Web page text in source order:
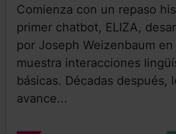
Comienza con un repaso
primer chatbot, ELIZA,
por Joseph Weizenbaum en
muestra interacciones
básicas. Décadas después,
avance...